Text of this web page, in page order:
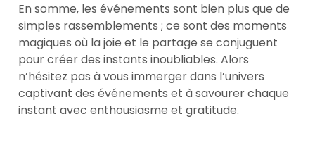
En somme, les événements sont bien plus que de
simples rassemblements ; ce sont des moments
magiques où la joie et le partage se conjuguent
pour créer des instants inoubliables. Alors
n’hésitez pas à vous immerger dans l’univers
captivant des événements et à savourer chaque
instant avec enthousiasme et gratitude.